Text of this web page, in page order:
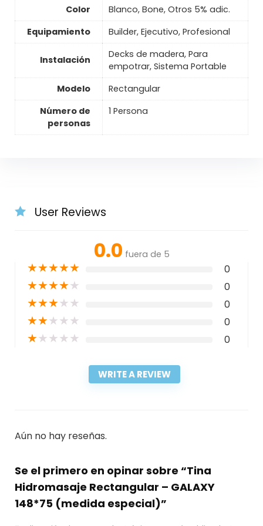
Color
Blanco, Bone, Otros 5% adic.
Equipamiento
Builder, Ejecutivo, Profesional
Instalación
Decks de madera, Para
empotrar, Sistema Portable
Modelo
Rectangular
Número de
personas
1 Persona
User Reviews
0.0 fuera de 5
★★★★★ 0
★★★★★ 0
★★★★★ 0
★★★★★ 0
★★★★★ 0
WRITE A REVIEW
Aún no hay reseñas.
Se el primero en opinar sobre “Tina
Hidromasaje Rectangular – GALAXY
148*75 (medida especial)”